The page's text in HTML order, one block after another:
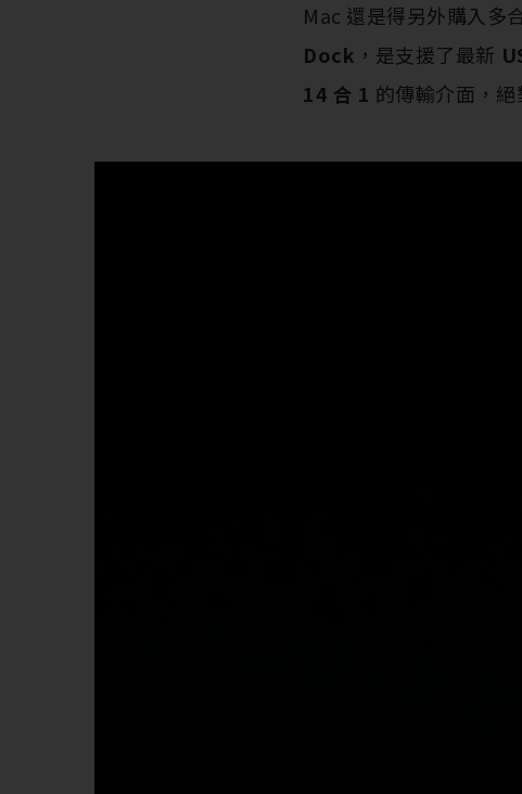
Mac 還是得另外購入多
Dock ，是支援了最新
14 合 1 的傳輸介面，絕